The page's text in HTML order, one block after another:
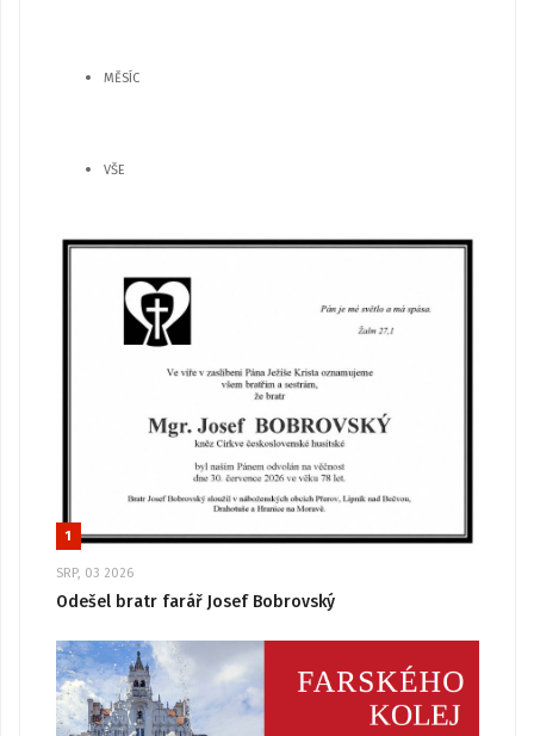
MĚSÍC
VŠE
1
SRP, 03 2026
Odešel bratr farář Josef Bobrovský